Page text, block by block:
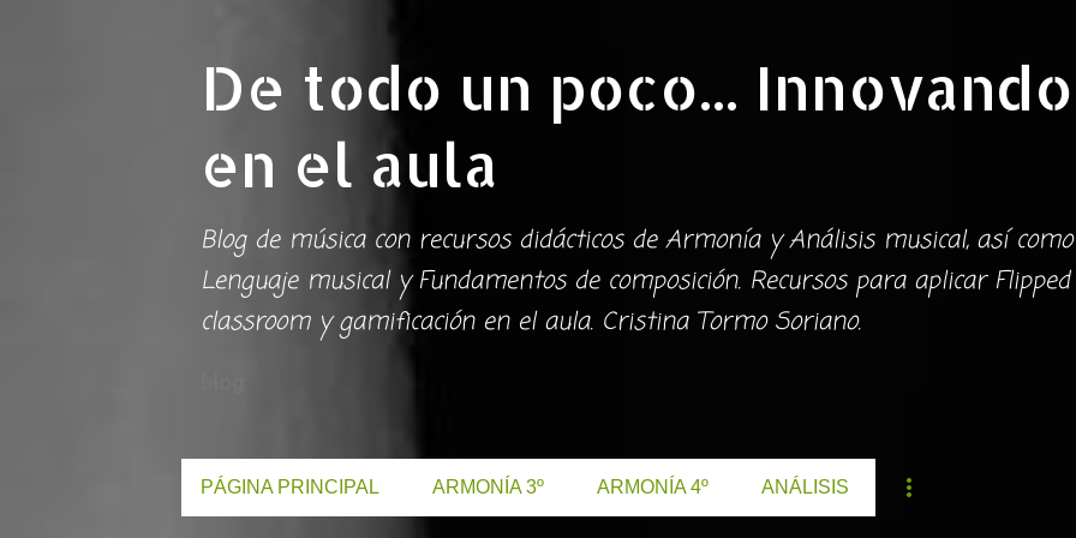
De todo un poco... Innovando
en el aula
Blog de música con recursos didácticos de Armonía y Análisis musical, así
Lenguaje musical y Fundamentos de composición. Recursos para aplicar Flipped
classroom y gamificación en el aula. Cristina Tormo Soriano.
PÁGINA PRINCIPAL ARMONÍA 3º ARMONÍA 4º ANÁLISIS